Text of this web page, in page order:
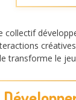
collectif
transforme le